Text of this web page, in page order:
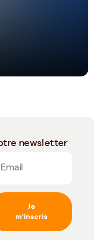
newsletter
Je
m'inscris